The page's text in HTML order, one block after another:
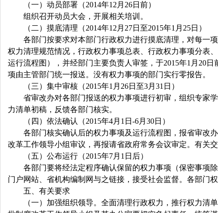
（一）动员部署（2014年12月26日前）
组织召开动员大会，开展相关培训。
（二）摸底清理（2014年12月27日至2015年1月25日）
各部门按要求对本部门行政权力进行摸底清理，对每一项
权力清理规范情况，行政权力事项总表、行政权力事项分表
运行流程图），并经部门主要负责人审签，于2015年1月20
项由主管部门统一报送。没有权力事项的部门实行零报告。
（三）集中审核（2015年1月26日至3月31日）
省审改办对各部门报送的权力事项进行初审，组织专家学
力清单初稿，反馈各部门核实。
（四）依法确认（2015年4月1日-6月30日）
各部门核实确认后的权力事项及运行流程图，报省审改办
改革工作领导小组审议，再报请省政府常务会议审定。有关
（五）公布运行（2015年7月1日后）
各部门要将经法定程序确认保留的权力事项（保密事项除
门户网站、省机构编制网与之链接，接受社会监督。各部门
五、有关要求
（一）加强组织领导。全面清理行政权力，推行权力清单